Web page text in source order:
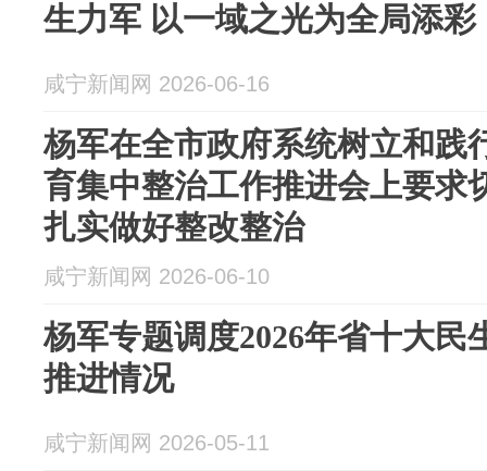
生力军 以一域之光为全局添彩
咸宁新闻网 2026-06-16
杨军在全市政府系统树立和践
育集中整治工作推进会上要求
扎实做好整改整治
咸宁新闻网 2026-06-10
杨军专题调度2026年省十大民
推进情况
咸宁新闻网 2026-05-11